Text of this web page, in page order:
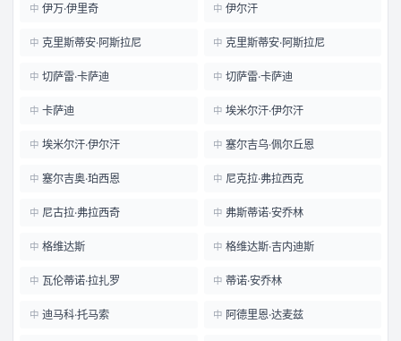
中 伊万·伊里奇 中 伊尔汗
中 克里斯蒂安·阿斯拉尼 中 克里斯蒂安·阿斯拉尼
中 切萨雷·卡萨迪 中 切萨雷·卡萨迪
中 卡萨迪 中 埃米尔汗·伊尔汗
中 埃米尔汗·伊尔汗 中 塞尔吉乌·佩尔丘恩
中 塞尔吉奥·珀西恩 中 尼克拉·弗拉西克
中 尼古拉·弗拉西奇 中 弗斯蒂诺·安乔林
中 格维达斯 中 格维达斯·吉内迪斯
中 瓦伦蒂诺·拉扎罗 中 蒂诺·安乔林
中 迪马科·托马索 中 阿德里恩·达麦兹